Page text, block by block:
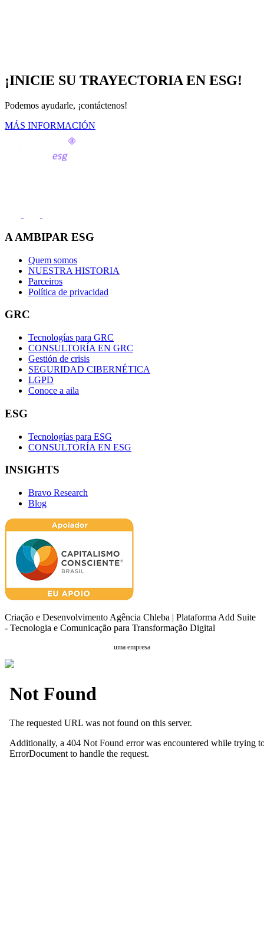
¡INICIE SU TRAYECTORIA EN ESG!
Podemos ayudarle, ¡contáctenos!
MÁS INFORMACIÓN
A AMBIPAR ESG
Quem somos
NUESTRA HISTORIA
Parceiros
Política de privacidad
GRC
Tecnologías para GRC
CONSULTORÍA EN GRC
Gestión de crisis
SEGURIDAD CIBERNÉTICA
LGPD
Conoce a aila
ESG
Tecnologías para ESG
CONSULTORÍA EN ESG
INSIGHTS
Bravo Research
Blog
Criação e Desenvolvimento Agência Chleba | Plataforma Add Suite
- Tecnologia e Comunicação para Transformação Digital
uma empresa